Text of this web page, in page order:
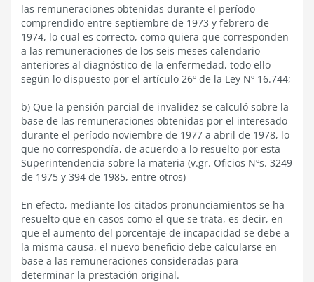
las remuneraciones obtenidas durante el período
comprendido entre septiembre de 1973 y febrero de
1974, lo cual es correcto, como quiera que corresponden
a las remuneraciones de los seis meses calendario
anteriores al diagnóstico de la enfermedad, todo ello
según lo dispuesto por el artículo 26º de la Ley Nº 16.744;
b) Que la pensión parcial de invalidez se calculó sobre la
base de las remuneraciones obtenidas por el interesado
durante el período noviembre de 1977 a abril de 1978, lo
que no correspondía, de acuerdo a lo resuelto por esta
Superintendencia sobre la materia (v.gr. Oficios Nºs. 3249
de 1975 y 394 de 1985, entre otros)
En efecto, mediante los citados pronunciamientos se ha
resuelto que en casos como el que se trata, es decir, en
que el aumento del porcentaje de incapacidad se debe a
la misma causa, el nuevo beneficio debe calcularse en
base a las remuneraciones consideradas para
determinar la prestación original.